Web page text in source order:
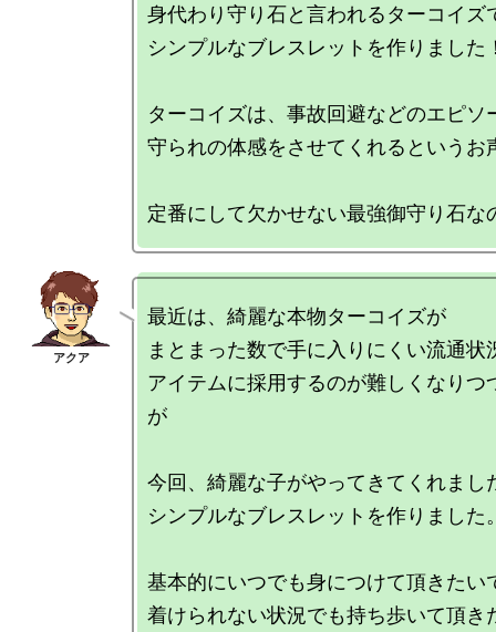
身代わり守り石と言われるターコイズ
シンプルなブレスレットを作りました
ターコイズは、事故回避などのエピソ
守られの体感をさせてくれるというお
最近は、綺麗な本物ターコイズが
まとまった数で手に入りにくい流通状
アイテムに採用するのが難しくなりつ
が
今回、綺麗な子がやってきてくれまし
シンプルなブレスレットを作りました
基本的にいつでも身につけて頂きたい
着けられない状況でも持ち歩いて頂き